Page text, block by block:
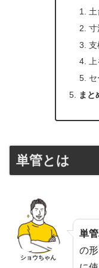
土
寸
支
上
まと
単管とは
ショウちゃん
単
の